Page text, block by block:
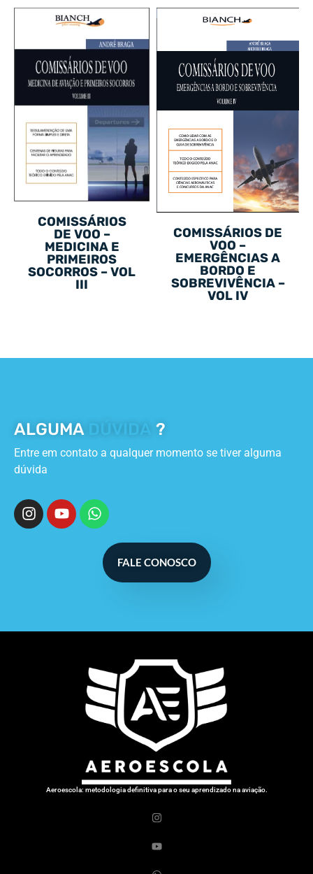
COMISSÁRIOS
DE VOO –
MEDICINA E
PRIMEIROS
SOCORROS – VOL
III
COMISSÁRIOS DE
VOO –
EMERGÊNCIAS A
BORDO E
SOBREVIVÊNCIA –
VOL IV
ALGUMA DÚVIDA ?
Entre em contato a qualquer momento se tiver alguma
dúvida
FALE CONOSCO
Aeroescola: metodologia definitiva para o seu aprendizado na aviação.